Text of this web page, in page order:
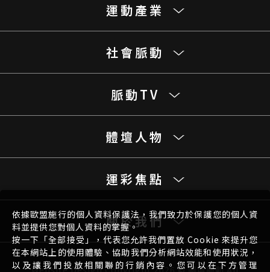
運動產業
社會脈動
脈動TV
體壇人物
運彩焦點
關於我們
Website DesignCopyright 2026 © 體壇脈動 All
依據歐盟施行的個人資料保護法，我們致力於保護您的個人資
料並提供您對個人資料的掌握。
按一下「全部接受」，代表您允許我們置放 Cookie 來提升您
在本網站上的使用體驗、協助我們分析網站效能和使用狀況，
以及讓我們投放相關聯的行銷內容。您可以在下方管理